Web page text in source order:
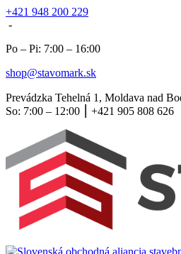
+421 948 200 229
-
Po – Pi: 7:00 – 16:00
shop@stavomark.sk
Prevádzka Tehelná 1, Moldava nad
So: 7:00 – 12:00 ⎮ +421 905 808 626